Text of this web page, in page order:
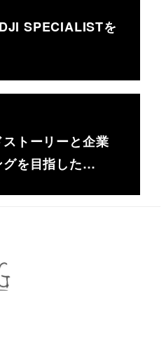
SPECIALISTを
トーリーと企業
グを目指した…